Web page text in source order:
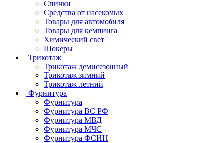
Спички
Средства от насекомых
Товары для автомобиля
Товары для кемпинга
Химический свет
Шокеры
Трикотаж
Трикотаж демисезонный
Трикотаж зимний
Трикотаж летний
Фурнитура
Фурнитура
Фурнитура ВС РФ
Фурнитура МВД
Фурнитура МЧС
Фурнитура ФСИН